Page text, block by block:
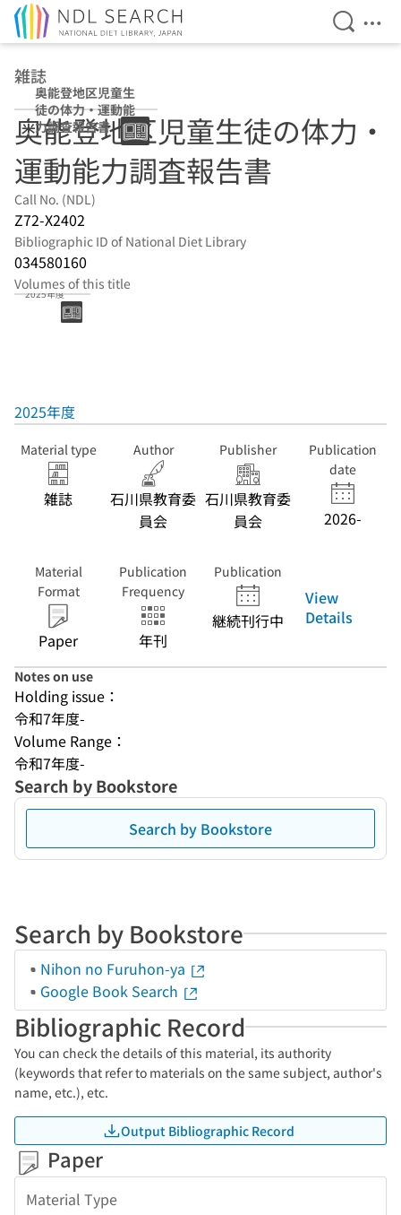
Open
雑誌
奥能登地区児童生
徒の体力・運動能
力調査報告書
奥能登地区児童生徒の体力・
運動能力調査報告書
Call No. (NDL)
Z72-X2402
Bibliographic ID of National Diet Library
034580160
Volumes of this title
2025年度
2025年度
Material type
雑誌
Author
石川県教育委
員会
Publisher
石川県教育委
員会
Publication
date
2026-
Material
Format
Paper
Publication
Frequency
年刊
Publication
継続刊行中
View
Details
Notes on use
Holding issue：
令和7年度-
Volume Range：
令和7年度-
Search by Bookstore
Search by Bookstore
Search by Bookstore
Nihon no Furuhon-ya
Google Book Search
Bibliographic Record
You can check the details of this material, its authority
(keywords that refer to materials on the same subject, author's
name, etc.), etc.
Output Bibliographic Record
Paper
Material Type